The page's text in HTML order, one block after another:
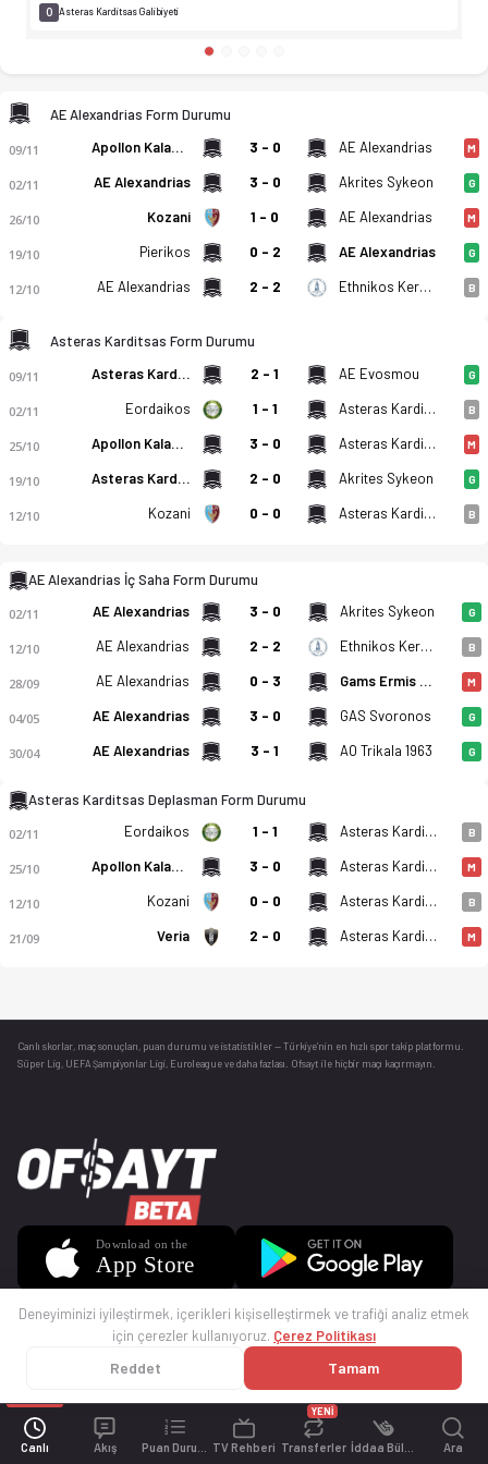
Canlı Akış TV Rehberi Transferler
YENİ
Ara
AE Alexandrias - Asteras Karditsas 2-1 bitti. Gol anları,
0 Asteras Karditsas Galibiyeti
AE Alexandrias Form Durumu
09/11 Apollon Kalamarias 3 - 0 AE Alexandrias M
02/11 AE Alexandrias 3 - 0 Akrites Sykeon G
26/10 Kozani 1 - 0 AE Alexandrias M
19/10 Pierikos 0 - 2 AE Alexandrias G
12/10 AE Alexandrias 2 - 2 Ethnikos Keramidiou B
Asteras Karditsas Form Durumu
09/11 Asteras Karditsas 2 - 1 AE Evosmou G
02/11 Eordaikos 1 - 1 Asteras Karditsas B
25/10 Apollon Kalamarias 3 - 0 Asteras Karditsas M
19/10 Asteras Karditsas 2 - 0 Akrites Sykeon G
12/10 Kozani 0 - 0 Asteras Karditsas B
AE Alexandrias İç Saha Form Durumu
02/11 AE Alexandrias 3 - 0 Akrites Sykeon G
12/10 AE Alexandrias 2 - 2 Ethnikos Keramidiou B
28/09 AE Alexandrias 0 - 3 Gams Ermis Exochis M
04/05 AE Alexandrias 3 - 0 GAS Svoronos G
30/04 AE Alexandrias 3 - 1 AO Trikala 1963 G
Asteras Karditsas Deplasman Form Durumu
02/11 Eordaikos 1 - 1 Asteras Karditsas B
25/10 Apollon Kalamarias 3 - 0 Asteras Karditsas M
12/10 Kozani 0 - 0 Asteras Karditsas B
21/09 Veria 2 - 0 Asteras Karditsas M
Canlı skorlar , maç sonuçları, puan durumu ve istatistikler — Türkiye’nin en hızlı spor takip platformu.
Süper Lig, UEFA Şampiyonlar Ligi, Euroleague ve daha fazlası. Ofsayt ile hiçbir maçı kaçırmayın.
© 2025 Ofsayt
Deneyiminizi iyileştirmek, içerikleri kişiselleştirmek ve trafiği analiz etmek
için çerezler kullanıyoruz. Çerez Politikası
Reddet Tamam